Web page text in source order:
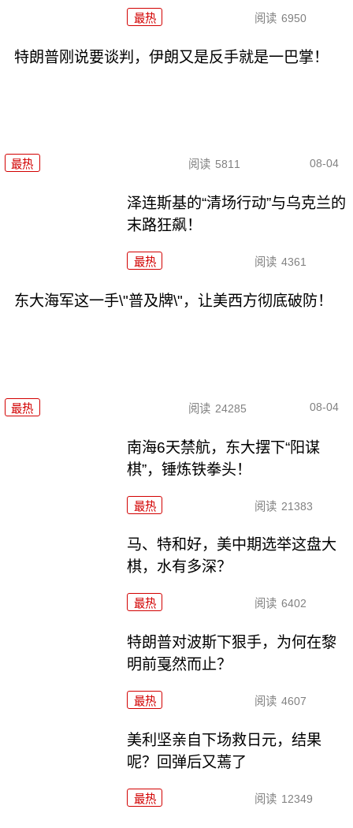
最热 阅读 6950
特朗普刚说要谈判，伊朗又是反手就是一巴掌！
最热 阅读 5811 08-04
泽连斯基的“清场行动”与乌克兰的
末路狂飙！
最热 阅读 4361
东大海军这一手\"普及牌\"，让美西方彻底破防！
最热 阅读 24285 08-04
南海6天禁航，东大摆下“阳谋
棋”，锤炼铁拳头！
最热 阅读 21383
马、特和好，美中期选举这盘大
棋，水有多深？
最热 阅读 6402
特朗普对波斯下狠手，为何在黎
明前戛然而止？
最热 阅读 4607
美利坚亲自下场救日元，结果
呢？回弹后又蔫了
最热 阅读 12349